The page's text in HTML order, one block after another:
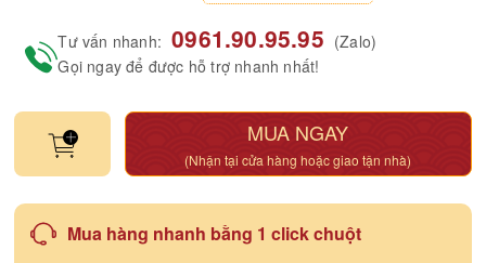
Tư vấn nhanh: 0961.90.95.95 (Zalo)
Gọi ngay để được hỗ trợ nhanh nhất!
MUA NGAY
(Nhận tại cửa hàng hoặc giao tận nhà)
Mua hàng nhanh bằng 1 click chuột